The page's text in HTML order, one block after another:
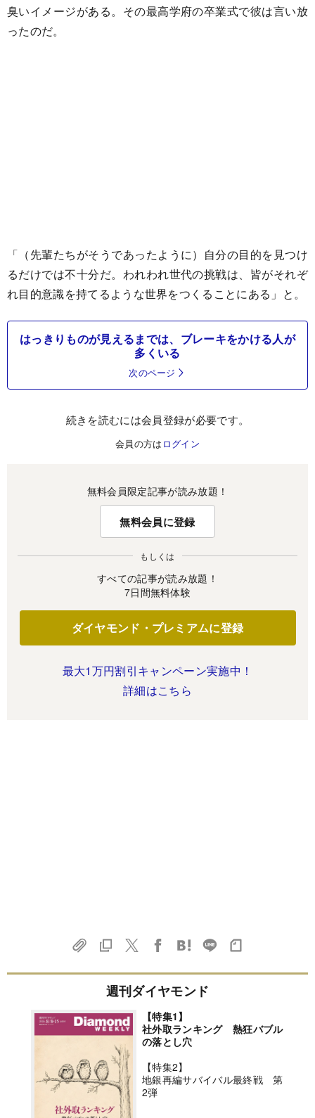
臭いイメージがある。その最高学府の卒業式で彼は言い放
ったのだ。
「（先輩たちがそうであったように）自分の目的を見つけ
るだけでは不十分だ。われわれ世代の挑戦は、皆がそれぞ
れ目的意識を持てるような世界をつくることにある」と。
はっきりものが見えるまでは、ブレーキをかける人が
多くいる
次のページ
続きを読むには会員登録が必要です。
会員の方は ログイン
無料会員限定記事が読み放題！
無料会員に登録
もしくは
すべての記事が読み放題！
7日間無料体験
ダイヤモンド・プレミアムに登録
最大1万円割引キャンペーン実施中！
詳細はこちら
週刊ダイヤモンド
【特集1】
社外取ランキング 熱狂バブル
の落とし穴
【特集2】
地銀再編サバイバル最終戦 第
2弾